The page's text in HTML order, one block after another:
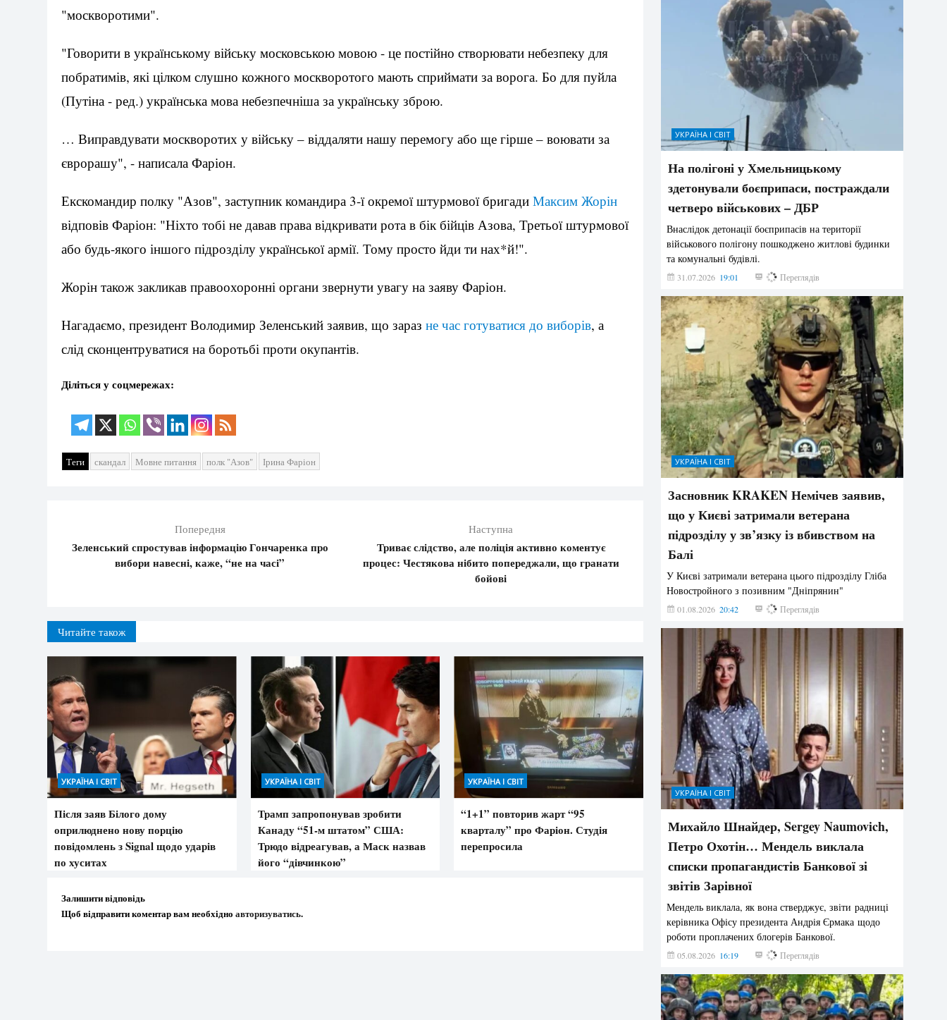
"москворотими".
"Говорити в українському війську московською мовою - це постійно створювати небезпеку для
побратимів, які цілком слушно кожного москворотого мають сприймати за ворога. Бо для пуйла
(Путіна - ред.) українська мова небезпечніша за українську зброю.
… Виправдувати москворотих у війську – віддаляти нашу перемогу або ще гірше – воювати за
єврорашу", - написала Фаріон.
Екскомандир полку "Азов", заступник командира 3-ї окремої штурмової бригади Максим Жорін
відповів Фаріон: "Ніхто тобі не давав права відкривати рота в бік бійців Азова, Третьої штурмової
або будь-якого іншого підрозділу української армії. Тому просто йди ти нах*й!".
Жорін також закликав правоохоронні органи звернути увагу на заяву Фаріон.
Нагадаємо, президент Володимир Зеленський заявив, що зараз не час готуватися до виборів, а
слід сконцентруватися на боротьбі проти окупантів.
Діліться у соцмережах:
Теги скандал Мовне питання полк "Азов" Ірина Фаріон
Попередня
Зеленський спростував інформацію Гончаренка про
вибори навесні, каже, “не на часі”
Наступна
Триває слідство, але поліція активно коментує
процес: Честякова нібито попереджали, що гранати
бойові
Читайте також
УКРАЇНА І СВІТ
Після заяв Білого дому
оприлюднено нову порцію
повідомлень з Signal щодо ударів
по хуситах
УКРАЇНА І СВІТ
Трамп запропонував зробити
Канаду “51-м штатом” США:
Трюдо відреагував, а Маск назвав
його “дівчинкою”
УКРАЇНА І СВІТ
“1+1” повторив жарт “95
кварталу” про Фаріон. Студія
перепросила
Залишити відповідь
Щоб відправити коментар вам необхідно авторизуватись.
УКРАЇНА І СВІТ
На полігоні у Хмельницькому
здетонували боєприпаси, постраждали
четверо військових – ДБР
Внаслідок детонації боєприпасів на території
військового полігону пошкоджено житлові будинки
та комунальні будівлі.
31.07.2026 19:01 177 Переглядів
УКРАЇНА І СВІТ
Засновник KRAKEN Немічев заявив,
що у Києві затримали ветерана
підрозділу у зв’язку із вбивством на
Балі
У Києві затримали ветерана цього підрозділу Гліба
Новостройного з позивним "Дніпрянин"
01.08.2026 20:42 168 Переглядів
УКРАЇНА І СВІТ
Михайло Шнайдер, Sergey Naumovich,
Петро Охотін… Мендель виклала
списки пропагандистів Банкової зі
звітів Зарівної
Мендель виклала, як вона стверджує, звіти радниці
керівника Офісу президента Андрія Єрмака щодо
роботи проплачених блогерів Банкової.
05.08.2026 16:19 162 Переглядів